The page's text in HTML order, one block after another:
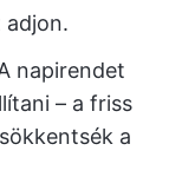
napirendet
– a friss
a